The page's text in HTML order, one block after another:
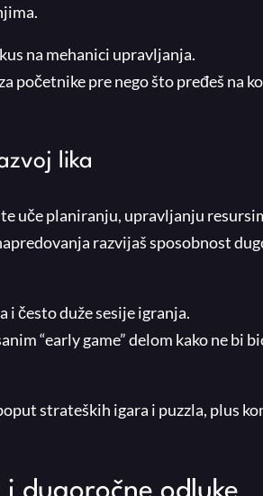
na mehanici upravljanja.
početnike pre nego što pređeš na
lika
uče planiranju, upravljanju
razvijaš sposobnost
i često duže sesije igranja.
“early game” delom kako ne bi
strateških igara i puzzla, plus